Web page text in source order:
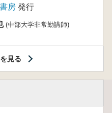
房 発行
(中部大学非常勤講師)
見る